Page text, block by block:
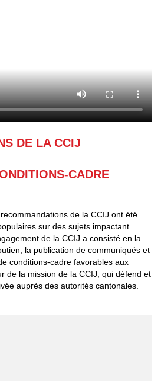
DE LA CCIJ
CADRE
de la CCIJ ont été
sur des sujets impactant
de la CCIJ a consisté en la
la publication de communiqués et
conditions-cadre favorables aux
de la mission de la CCIJ, qui défend et
auprès des autorités cantonales.